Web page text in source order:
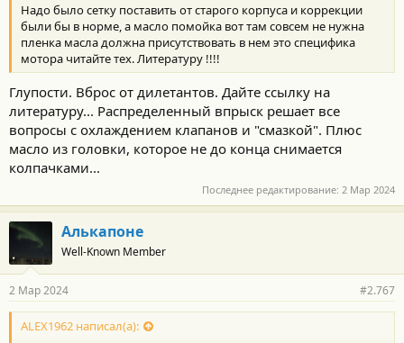
Надо было сетку поставить от старого корпуса и коррекции
были бы в норме, а масло помойка вот там совсем не нужна
пленка масла должна присутствовать в нем это специфика
мотора читайте тех. Литературу !!!!
Глупости. Вброс от дилетантов. Дайте ссылку на
литературу... Распределенный впрыск решает все
вопросы с охлаждением клапанов и "смазкой". Плюс
масло из головки, которое не до конца снимается
колпачками...
Последнее редактирование: 2 Мар 2024
Алькапоне
Well-Known Member
2 Мар 2024 #2.767
ALEX1962 написал(а):